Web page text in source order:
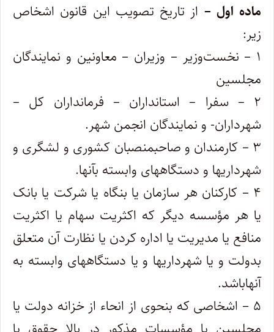
ماده اول – از تاریخ تصویب این قانون اشخاص
زیر:
۱ – نخست‌وزیر – وزیران – معاونین و نمایندگان
مجلسین
۲ – سفرا – استانداران – فرمانداران کل –
شهرداران- و نمایندگان انجمن شهر.
۳ – کارمندان و صاحبمنصبان کشوری و لشگری و
شهرداریها و دستگاههای وابسته بآنها.
۴ – کارکنان هر سازمان یا بنگاه یا شرکت یا بانک
یا هر مؤسسه دیگر که اکثریت سهام یا اکثریت
منافع یا مدیریت یا اداره کردن یا نظارت آن متعلق‌
بدولت و یا شهرداریها و یا دستگاههای وابسته به
آنهاباشد.
۵ – اشخاصی که بنحوی از انحاء از خزانه دولت یا